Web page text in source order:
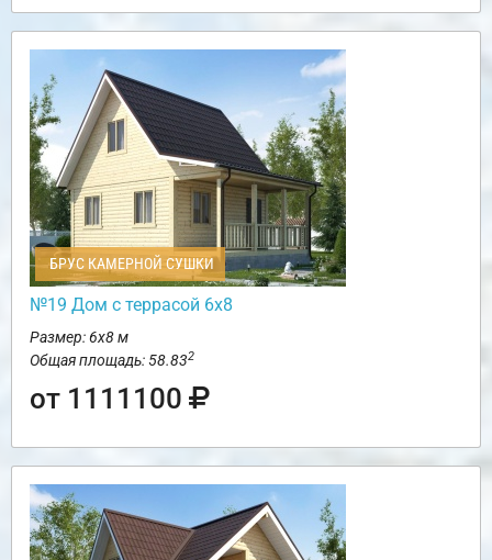
БРУС КАМЕРНОЙ СУШКИ
№19 Дом с террасой 6х8
Размер: 6х8 м
Общая площадь: 58.832
от 1111100